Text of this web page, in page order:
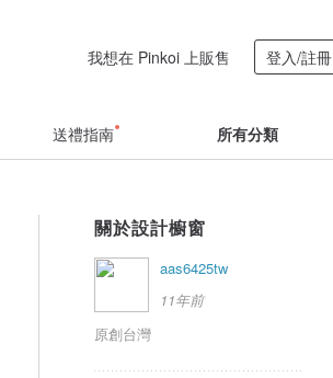
我想在 Pinkoi 上販售 登入/註冊
送禮指南 所有分類
關於設計櫥窗
aas6425tw
11年前
原創台灣